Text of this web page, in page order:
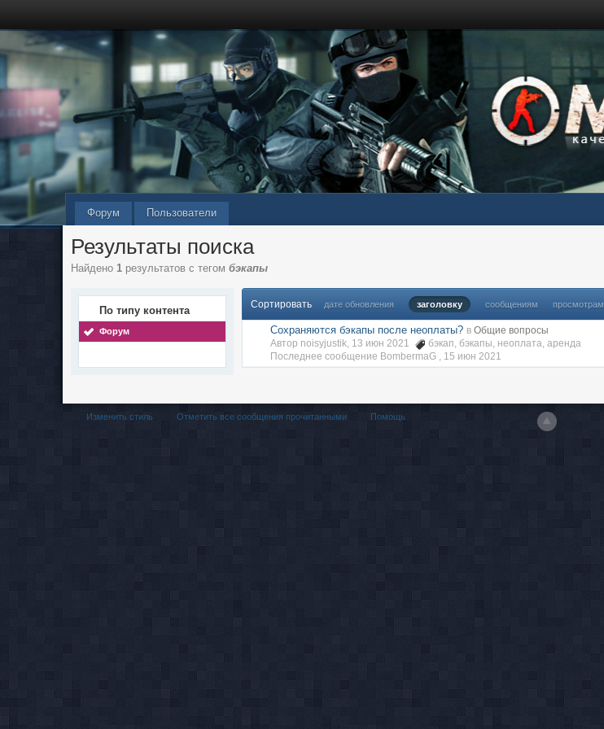
Форум Пользователи
Результаты поиска
Найдено 1 результатов с тегомбэкапы
По типу контента
Форум
Сортировать дате обновления заголовку сообщениям просмотрам
Сохраняются бэкапы после неоплаты? в Общие вопросы
Автор noisyjustik, 13 июн 2021
бэкап,бэкапы, неоплата,аренда
Последнее сообщение BombermaG , 15 июн 2021
Изменить стиль Отметить все сообщения прочитанными Помощь